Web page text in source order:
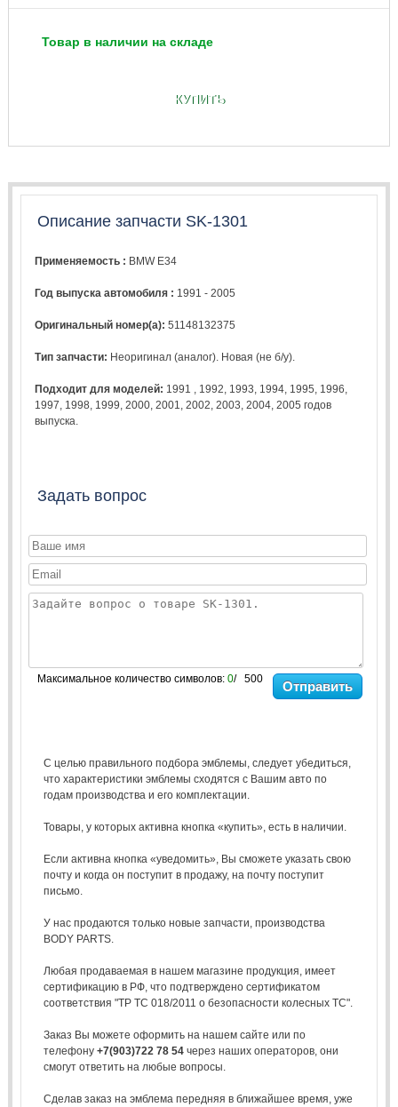
Товар в наличии на складе
КУПИТЬ
Описание запчасти SK-1301
Применяемость : BMW E34
Год выпуска автомобиля : 1991 - 2005
Оригинальный номер(а):51148132375
Тип запчасти: Неоригинал (аналог). Новая (не б/у).
Подходит для моделей: 1991 1992 1993 1994 1995 1996
1997 1998 1999 ,2000 ,2001 ,2002 ,2003 ,2004 ,2005 годов
выпуска.
Задать вопрос
Максимальное количество символов: 0/ 500 Отправить
С целью правильного подбора эмблемы, следует убедиться,
что характеристики эмблемы сходятся с Вашим авто по
годам производства и его комплектации.
Товары, у которых активна кнопка «купить», есть в наличии.
Если активна кнопка «уведомить», Вы сможете указать свою
почту и когда он поступит в продажу, на почту поступит
письмо.
У нас продаются только новые запчасти, производства
BODY PARTS.
Любая продаваемая в нашем магазине продукция, имеет
сертификацию в РФ, что подтверждено сертификатом
соответствия "ТР ТС 018/2011 о безопасности колесных ТС".
Заказ Вы можете оформить на нашем сайте или по
телефону +7(903)722 78 54через наших операторов, они
смогут ответить на любые вопросы.
Сделав заказ на эмблема передняя в ближайшее время, уже